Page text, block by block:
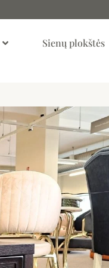
Open KambariaiSienų plokštės